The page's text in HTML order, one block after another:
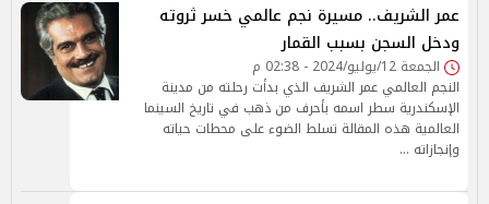
عمر الشريف.. مسيرة نجم عالمي خسر ثروته
ودخل السجن بسبب القمار
الجمعة 12/يوليو/2024 - 02:38 م
النجم العالمي عمر الشريف الذي بدأت رحلته من مدينة
الإسكندرية سطر اسمه بأحرف من ذهب في تاريخ السينما
العالمية هذه المقالة تسلط الضوء على محطات حياته
وإنجازاته …